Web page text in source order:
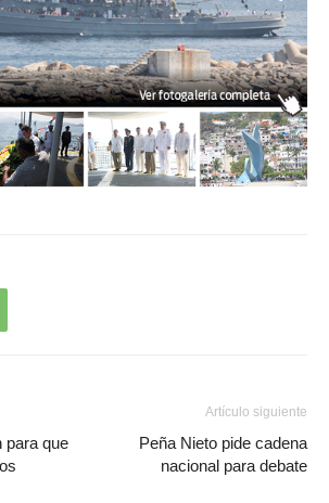
para que
Artículo siguiente
Peña Nieto pide cadena
nacional para debate